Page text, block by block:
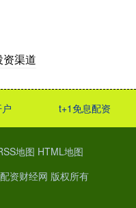
渠道
t+1免息配资
地图 HTML地图
资财经网 版权所有